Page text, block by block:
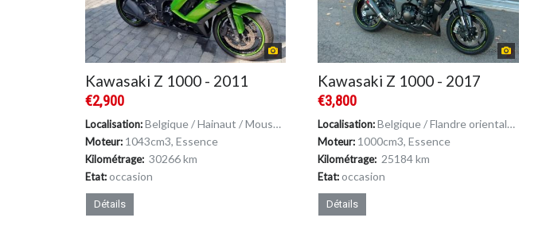
Kawasaki Z 1000 - 2011
€2,900
Localisation:Belgique / Hainaut / Mouscron
Moteur: 1043cm3, Essence
Kilométrage: 30266 km
Etat:occasion
Détails
Kawasaki Z 1000 - 2017
€3,800
Localisation:Belgique / Flandre orientale / Laethem-Saint-Martin
Moteur: 1000cm3, Essence
Kilométrage: 25184 km
Etat:occasion
Détails